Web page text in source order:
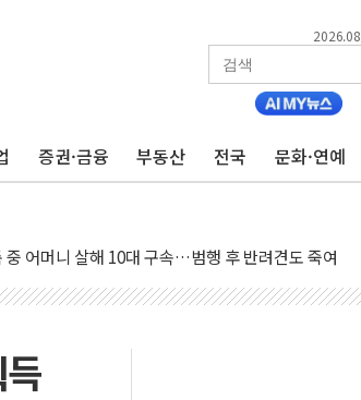
증권·금융 부동산 전국 문화·연예
청래에 누적 '1.48%p' 차 선두 유지...金 46.01% vs
위원장에 오중기 당선...합산득표율 68.63%
구·경북 경선서 정청래에 승리…金 48.54% vs 鄭
·대구·경북 경선 결과...김민석 48.54% 정청래
경선 결과 발표...정청래 47.82% 김민석 46.35%
경선 결과 발표...김민석 50.30% 정청래 41.94%